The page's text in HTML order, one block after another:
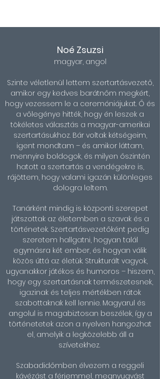
Noé Zsuzsi
magyar, angol
Szinte véletlenül lettem szertartásvezető,
amikor egy kedves barátnőm megkért,
hogy vezessem le a ceremóniájukat. Ő és
a vőlegénye hitték, hogy én leszek a
tökéletes választás a magyar-amerikai
szertartásukhoz. Bár voltak kétségeim,
igent mondtam – és amikor láttam,
mennyire boldogok, és milyen őszintén
hatott a szertartás a vendégekre is,
rájöttem, hogy valami igazán különleges
dologra leltem.
Tanárként mindig is központi szerepet
játszottak az életemben a szavak és a
történetek. Szertartásvezetőként pedig
szeretem hallgatni, hogyan talál
egymásra két ember, és hogyan válik
közös úttá az életük. Strukturált vagyok,
ugyanakkor játékos és humoros – hiszem,
hogy egy szertartásnak természetesnek,
igazinak és teljes mértékben rátok
szabottaknak kell lennie. Magyarul és
angolul is magabiztosan beszélek, így a
történetetek azon a nyelven hangozhat
el, amelyik a legközelebb áll a
szívetekhez.
Szabadidőmben élvezem a reggeli
kávézást a férjemmel, megnyugvást